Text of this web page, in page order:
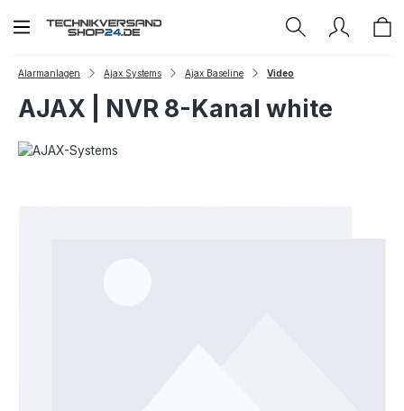
Zum Hauptinhalt springen
Alarmanlagen Ajax Systems Ajax Baseline Video
AJAX | NVR 8-Kanal white